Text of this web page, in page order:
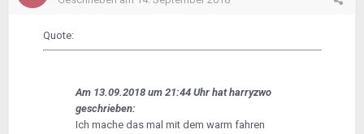
Quote:
Am 13.09.2018 um 21:44 Uhr hat harryzwo
geschrieben:
Ich mache das mal mit dem warm fahren